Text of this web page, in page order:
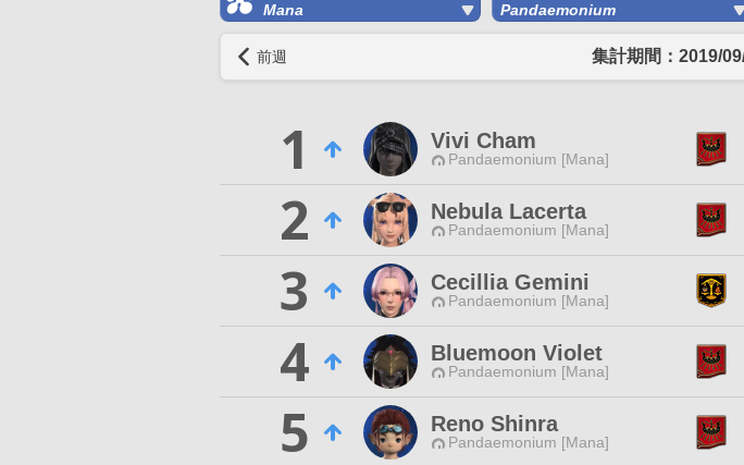
Mana Pandaemonium
前週 集計期間：2019/
1 Vivi Cham
Pandaemonium [Mana]
2
Nebula Lacerta
Pandaemonium [Mana]
3
Cecillia Gemini
Pandaemonium [Mana]
4
Bluemoon Violet
Pandaemonium [Mana]
5
Reno Shinra
Pandaemonium [Mana]